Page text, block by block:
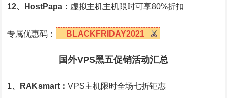
12、HostPapa： 虚拟主机主机限时可享80%折扣
专属优惠码： BLACKFRIDAY2021
国外VPS黑五促销活动汇总
1、RAKsmart：VPS主机限时全场七折钜惠